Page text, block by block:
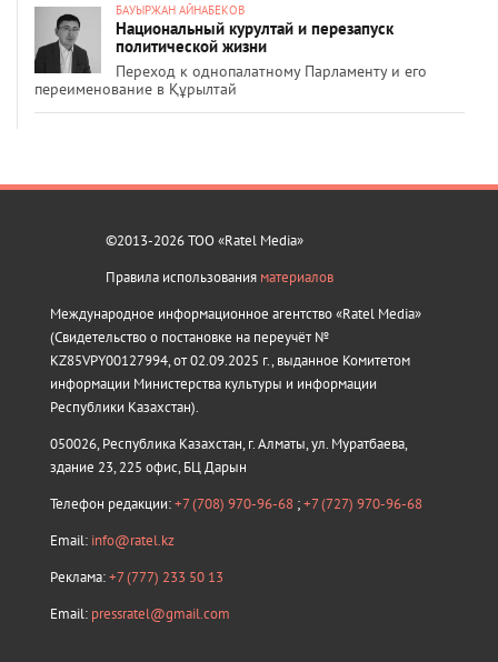
БАУЫРЖАН АЙНАБЕКОВ
Национальный курултай и перезапуск
политической жизни
Переход к однопалатному Парламенту и его
переименование в Құрылтай
©2013-2026 ТОО «Ratel Media»
Правила использования материалов
Международное информационное агентство «Ratel Media»
(Свидетельство о постановке на переучёт №
KZ85VPY00127994, от 02.09.2025 г., выданное Комитетом
информации Министерства культуры и информации
Республики Казахстан).
050026, Республика Казахстан, г. Алматы, ул. Муратбаева,
здание 23, 225 офис, БЦ Дарын
Телефон редакции:+7 (708) 970-96-68 ;+7 (727) 970-96-68
Email: info@ratel.kz
Реклама:+7 (777) 233 50 13
Email: pressratel@gmail.com